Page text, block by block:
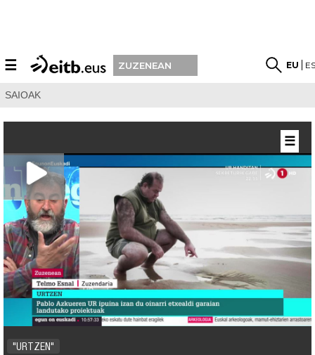
☰ ZUZENEAN EU
SAIOAK
"URTZEN"
☰